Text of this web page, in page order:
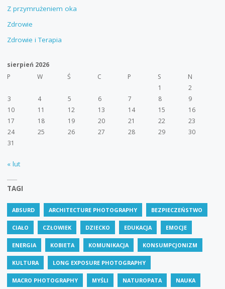
Z przymrużeniem oka
Zdrowie
Zdrowie i Terapia
sierpień 2026
P
W Ś C P S
N
1
2
3
4 5 6 7 8
9
10
11 12 13 14 15
16
17
18 19 20 21 22
23
24
25 26 27 28 29
30
31
« lut
TAGI
ABSURD ARCHITECTURE PHOTOGRAPHY BEZPIECZEŃSTWO
CIAŁO CZŁOWIEK DZIECKO EDUKACJA EMOCJE
ENERGIA KOBIETA KOMUNIKACJA KONSUMPCJONIZM
KULTURA LONG EXPOSURE PHOTOGRAPHY
MACRO PHOTOGRAPHY MYŚLI NATUROPATA NAUKA